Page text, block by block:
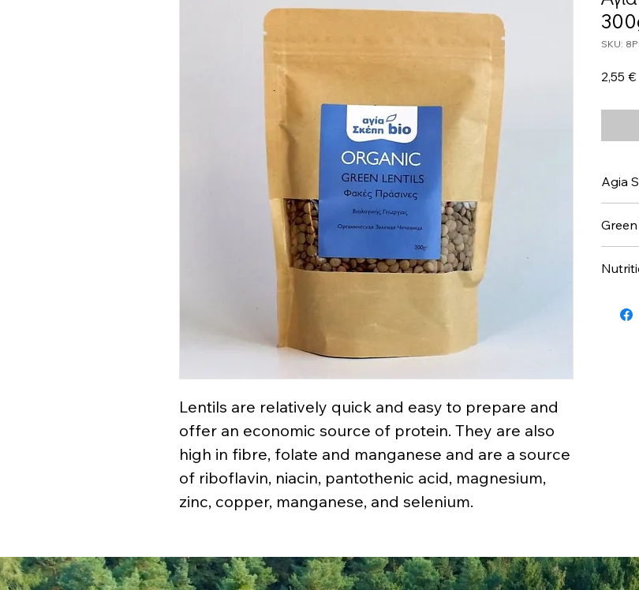
Lentils are relatively quick and easy to prepare and
offer an economic source of protein. They are also
high in fibre, folate and manganese and are a source
of riboflavin, niacin, pantothenic acid, magnesium,
zinc, copper, manganese, and selenium.
SKU:
2,55 €
Agia